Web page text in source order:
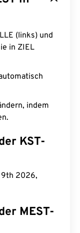
(links) und
in ZIEL
indem
KST-
9th 2026,
MEST-